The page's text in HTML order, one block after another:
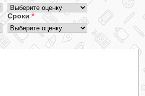
Сроки*